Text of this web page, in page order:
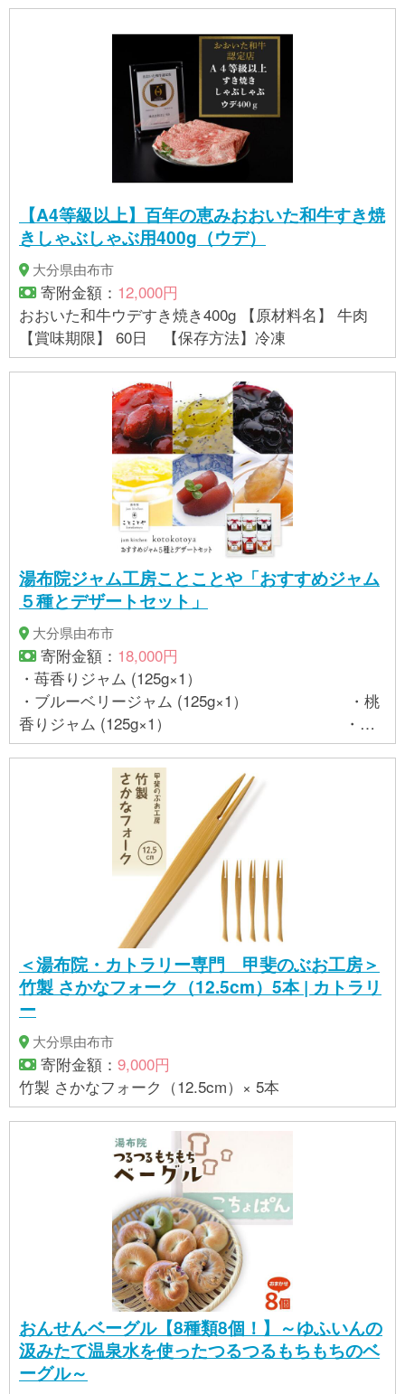
いません。 ※ご不明の点がございましたら事業者まで
直接お問い合わせ下さい。
【A4等級以上】百年の恵みおおいた和牛すき焼
きしゃぶしゃぶ用400g（ウデ）
大分県由布市
寄附金額： 12,000円
おおいた和牛ウデすき焼き400g 【原材料名】 牛肉
【賞味期限】 60日 【保存方法】冷凍
湯布院ジャム工房ことことや「おすすめジャム
５種とデザートセット」
大分県由布市
寄附金額： 18,000円
・苺香りジャム (125g×1）
・ブルーベリージャム (125g×1） ・桃
香りジャム (125g×1） ・キ
ーウィジャム (125g×1） ・夏みかんマーマレ
ード (125g×1） ・林檎葡萄酒煮 (265g×1）
【原材料名】 ・苺香りジャム：苺（大分県産、長崎
県産）、グラニュー糖、白双、水飴／ゲル化剤（ペ
クチン：りんご由来）、クエン酸 ・ブルーベリー
ジャム：ブルーベリー（大分県産）、グラニュー
糖、白双、／ゲル化剤（ペクチン：りんご由来）、
クエン酸 ・桃香りジャム：桃（香川県産）、グラニ
ュー糖、白双、／ゲル化剤（ペクチン：りんご由
来）、クエン酸 ・キーウィジャム：キーウィ（大分
県産、ニュージーランド産）、グラニュー糖、白
双、／ゲル化剤（ペクチン：りんご由来） ・夏みか
んマーマレード：夏みかん（大分県産）、グラニュ
ー糖、白双／ゲル化剤（ペクチン：りんご由来） ・
林檎葡萄酒煮：林檎（青森県産）、赤ワイン、グラ
ニュー糖、塩／クエン酸 【賞味期
限】 出荷後90日間 【保存方法】 開封前は冷暗所
に、開封後は冷蔵の上（10℃以下）、お早めにお召
し上がりください。 【アレルギー】 キウイフルー
ツ、もも、りんご ※ 表示内容に関しては各事業者の
指定に基づき掲載しており、一切の内容を保証する
ものではございません。 ※ご不明の点がございました
ら事業者まで直接お問い合わせ下さい。
＜湯布院・カトラリー専門 甲斐のぶお工房＞
竹製 さかなフォーク（12.5cm）5本 | カトラリ
ー
大分県由布市
寄附金額： 9,000円
竹製 さかなフォーク（12.5cm）× 5本
おんせんベーグル【8種類8個！】～ゆふいんの
汲みたて温泉水を使ったつるつるもちもちのベ
ーグル～